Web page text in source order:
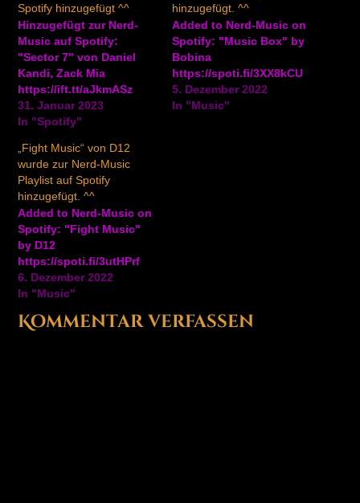
Spotify hinzugefügt ^^
Hinzugefügt zur Nerd-
Music auf Spotify:
"Sector 7" von Daniel
Kandi, Zack Mia
https://ift.tt/aJkmASz
31. Januar 2023
In "Spotify"
hinzugefügt. ^^
Added to Nerd-Music on
Spotify: "Music Box" by
Bobina
https://spoti.fi/3XX8kCU
5. Dezember 2022
In "Music"
„Fight Music“ von D12
wurde zur Nerd-Music
Playlist auf Spotify
hinzugefügt. ^^
Added to Nerd-Music on
Spotify: "Fight Music"
by D12
https://spoti.fi/3utHPrf
6. Dezember 2022
In "Music"
Kommentar verfassen